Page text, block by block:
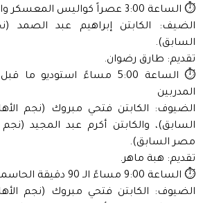
⏱️ الساعة 3:00 عصراً كواليس المعسكر والتشكيل المتوقع
الضيف: الكابتن إبراهيم عبد الصمد
السابق).
تقديم: طارق رضوان.
⏱️ الساعة 5:00 مساءً استوديو
المدربين
الضيوف: الكابتن فتحي مبروك (نجم
السابق)، والكابتن أكرم عبد المجيد
مصر السابق).
تقديم: هبة ماهر.
⏱️ الساعة 9:00 مساءً الـ 90 دقيقة الحاسمة ومتابعة المباراة
الضيوف: الكابتن فتحي مبروك (نجم